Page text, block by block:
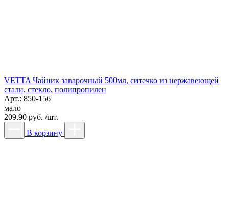
VETTA Чайник заварочный 500мл, ситечко из нержавеющей
стали, стекло, полипропилен
Арт.: 850-156
мало
209.90 руб. /шт.
В корзину